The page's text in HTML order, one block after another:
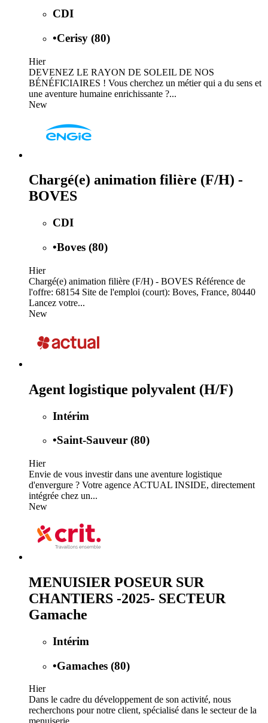
CDI
•Cerisy (80)
Hier
DEVENEZ LE RAYON DE SOLEIL DE NOS
BÉNÉFICIAIRES ! Vous cherchez un métier qui a du sens et
une aventure humaine enrichissante ?...
New
Chargé(e) animation filière (F/H) -
BOVES
CDI
•Boves (80)
Hier
Chargé(e) animation filière (F/H) - BOVES Référence de
l'offre: 68154 Site de l'emploi (court): Boves, France, 80440
Lancez votre...
New
Agent logistique polyvalent (H/F)
Intérim
•Saint-Sauveur (80)
Hier
Envie de vous investir dans une aventure logistique
d'envergure ? Votre agence ACTUAL INSIDE, directement
intégrée chez un...
New
MENUISIER POSEUR SUR
CHANTIERS -2025- SECTEUR
Gamache
Intérim
•Gamaches (80)
Hier
Dans le cadre du développement de son activité, nous
recherchons pour notre client, spécialisé dans le secteur de la